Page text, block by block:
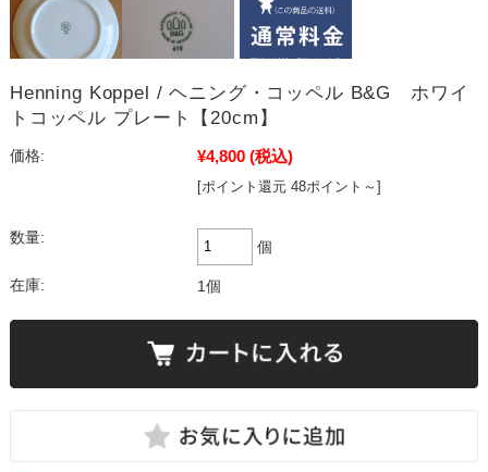
Henning Koppel / ヘニング・コッペル B&G ホワイ
トコッペル プレート【20cm】
価格: ¥4,800 (税込)
[ポイント還元 48ポイント～]
数量:
個
在庫: 1個